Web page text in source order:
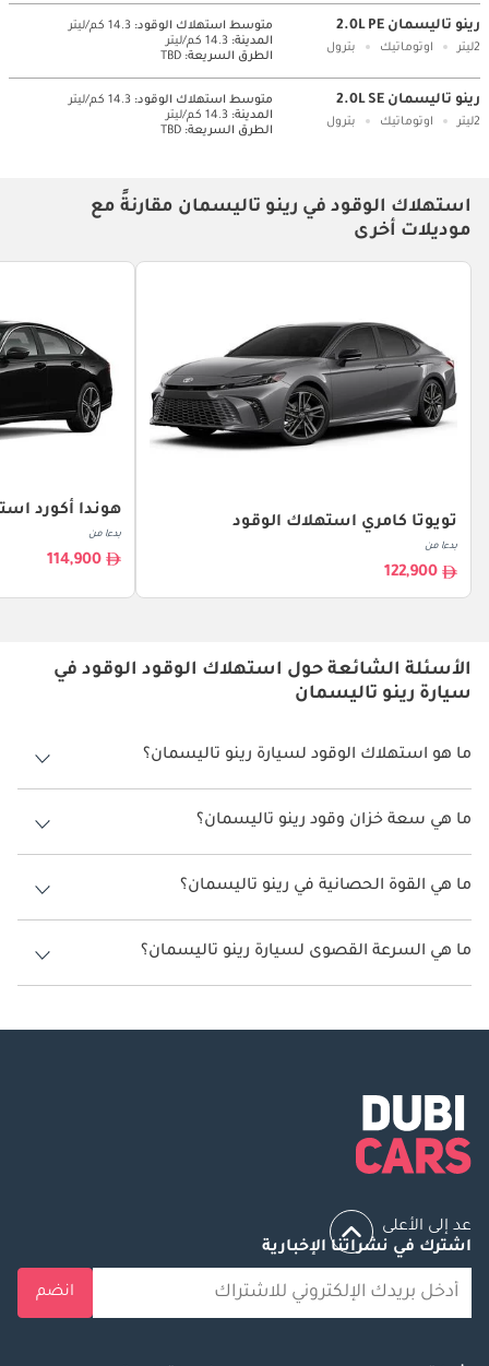
رينو تاليسمان 2.0L PE
2ليتر اوتوماتيك بترول
متوسط ​​استهلاك الوقود: 14.3 كم/ليتر
المدينة: 14.3 كم/ليتر
الطرق السريعة: TBD
رينو تاليسمان 2.0L SE
2ليتر اوتوماتيك بترول
متوسط ​​استهلاك الوقود: 14.3 كم/ليتر
المدينة: 14.3 كم/ليتر
الطرق السريعة: TBD
استهلاك الوقود في رينو تاليسمان مقارنةً مع
موديلات أخرى
تويوتا كامري استهلاك الوقود
بدءا من
122,900
هوندا أكورد
بدءا من
114,900
الأسئلة الشائعة حول استهلاك الوقود الوقود في
سيارة رينو تاليسمان
ما هو استهلاك الوقود لسيارة رينو تاليسمان؟
يتراوح استهلاك الوقود لسيارة رينو تاليسمان بين 14.3 كم/ليتر - 17 كم/ليتر.
ما هي سعة خزان وقود رينو تاليسمان؟
سعة خزان وقود رينو تاليسمان 51 ليتر.
ما هي القوة الحصانية في رينو تاليسمان؟
تنتج رينو تاليسمان قوة 140 حصان - 190 حصان.
ما هي السرعة القصوى لسيارة رينو تاليسمان؟
السرعة القصوى لسيارة رينو تاليسمان هي 183 كم/الساعة - 225 كم/الساعة.
عد إلى الأعلى
اشترك في نشراتنا الإخبارية
انضم